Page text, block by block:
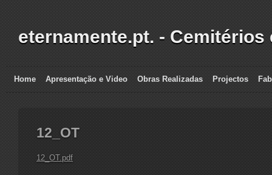
eternamente.pt. - Cemitérios
Home Apresentação e Video Obras Realizadas Projectos
12_OT
12_OT.pdf